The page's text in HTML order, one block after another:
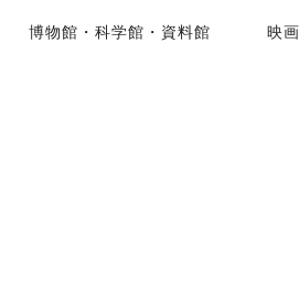
博物館・科学館・資料館 映